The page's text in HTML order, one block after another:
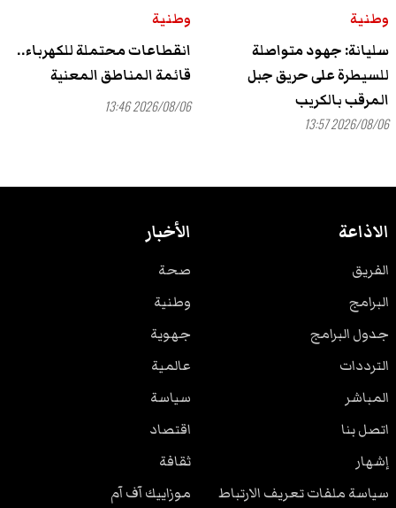
وطنية
سليانة: جهود متواصلة
للسيطرة على حريق جبل
المرقب بالكريب
2026/08/06 13:57
وطنية
انقطاعات محتملة للكهرباء..
قائمة المناطق المعنية
2026/08/06 13:46
الاذاعة
الفريق
البرامج
جدول البرامج
الترددات
المباشر
اتصل بنا
إشهار
سياسة ملفات تعريف الارتباط
الأخبار
صحة
وطنية
جهوية
عالمية
سياسة
اقتصاد
ثقافة
موزاييك آف آم